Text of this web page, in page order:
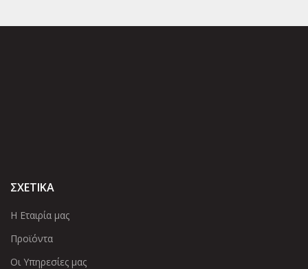
ΣΧΕΤΙΚΑ
Η Εταιρία μας
Προϊόντα
Οι Υπηρεσίες μας